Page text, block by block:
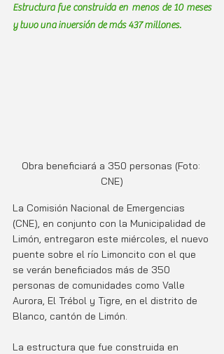
Estructura fue construida en menos de 10 meses
y tuvo una inversión de más 437 millones.
Obra beneficiará a 350 personas (Foto:
CNE)
La Comisión Nacional de Emergencias
(CNE), en conjunto con la Municipalidad de
Limón, entregaron este miércoles, el nuevo
puente sobre el río Limoncito con el que
se verán beneficiados más de 350
personas de comunidades como Valle
Aurora, El Trébol y Tigre, en el distrito de
Blanco, cantón de Limón.
La estructura que fue construida en